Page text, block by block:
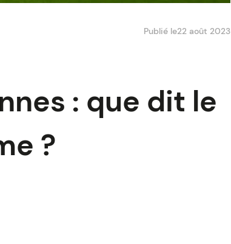
Publié le22 août 2023
: que dit le
?